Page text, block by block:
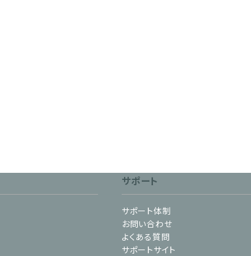
サポート
サポート体制
お問い合わせ
よくある質問
サポートサイト